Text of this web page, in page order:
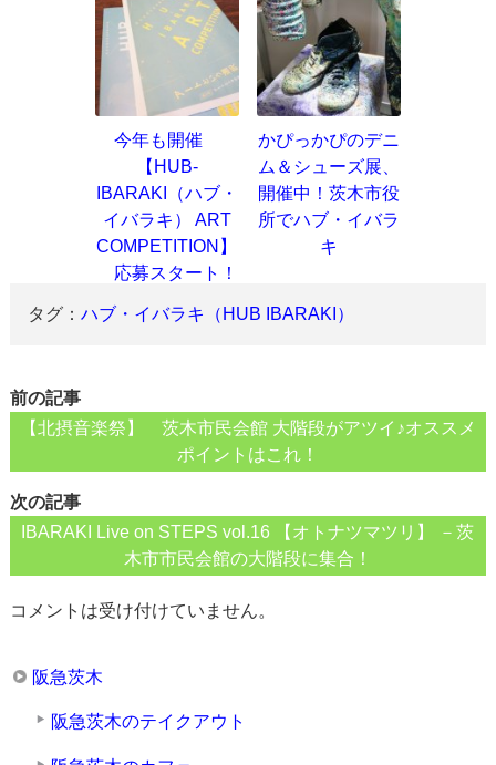
今年も開催
【HUB-
IBARAKI（ハブ・
イバラキ） ART
COMPETITION】
応募スタート！
かぴっかぴのデニ
ム＆シューズ展、
開催中！茨木市役
所でハブ・イバラ
キ
タグ：ハブ・イバラキ（HUB IBARAKI）
前の記事
【北摂音楽祭】 茨木市民会館 大階段がアツイ♪オススメ
ポイントはこれ！
次の記事
IBARAKI Live on STEPS vol.16 【オトナツマツリ】 －茨
木市市民会館の大階段に集合！
コメントは受け付けていません。
阪急茨木
阪急茨木のテイクアウト